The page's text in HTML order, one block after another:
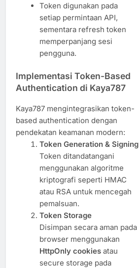
Token digunakan pada
setiap permintaan API,
sementara refresh token
memperpanjang sesi
pengguna.
Implementasi Token-Based
Authentication di Kaya787
Kaya787 mengintegrasikan token-
based authentication dengan
pendekatan keamanan modern:
Token Generation & Signing
Token ditandatangani
menggunakan algoritme
kriptografi seperti HMAC
atau RSA untuk mencegah
pemalsuan.
Token Storage
Disimpan secara aman pada
browser menggunakan
HttpOnly cookiesatau
secure storage pada